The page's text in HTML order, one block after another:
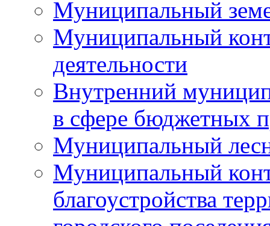
Муниципальный
Муниципальный
деятельности
Внутренний
в сфере бюджетных
Муниципальный
Муниципальный
благоустройства